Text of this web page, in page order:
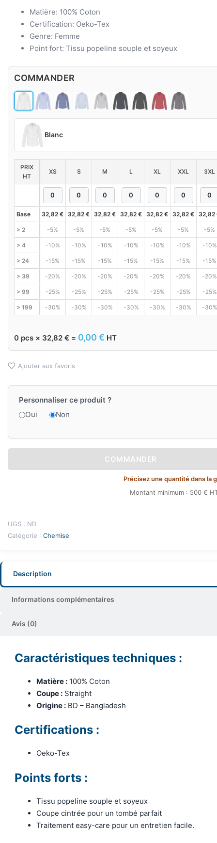
Matière: 100% Coton
Certification: Oeko-Tex
Genre: Femme
Point fort: Tissu popeline souple et soyeux
COMMANDER
Blanc
PRIX
HT
XS S M L XL XXL 3XL
Base 32,82 € 32,82 € 32,82 € 32,82 € 32,82 € 32,82 € 32,82
> 2 -5% -5% -5% -5% -5% -5% -5%
> 4 -10% -10% -10% -10% -10% -10% -10%
> 24 -15% -15% -15% -15% -15% -15% -15%
> 39 -20% -20% -20% -20% -20% -20% -20%
> 99 -25% -25% -25% -25% -25% -25% -25%
> 199 -30% -30% -30% -30% -30% -30% -30%
0 pcs × 32,82 € = 0,00 € HT
Ajouter aux favoris
Personnaliser ce produit ?
Oui
Non
COMMANDER
Précisez une quantité dans la
Montant minimum : 500 €
UGS : ND
Catégorie : Chemise
Description
Informations complémentaires
Avis (0)
Caractéristiques techniques :
Matière : 100% Coton
Coupe : Straight
Origine : BD – Bangladesh
Certifications :
Oeko-Tex
Points forts :
Tissu popeline souple et soyeux
Coupe cintrée pour un tombé parfait
Traitement easy-care pour un entretien facile.